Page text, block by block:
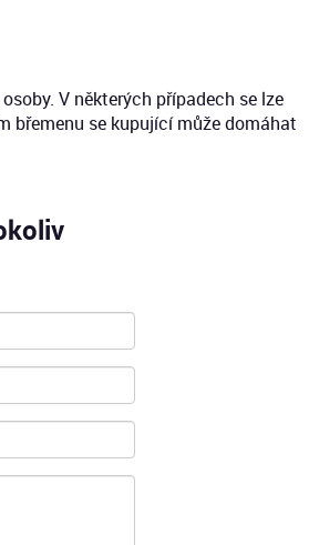
V některých případech se lze
břemenu se kupující může domáhat